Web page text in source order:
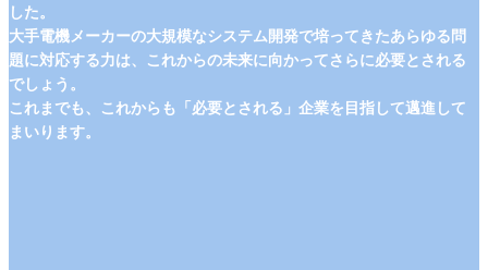
した。
大手電機メーカーの大規模なシステム開発で培ってきたあらゆる問
題に対応する力は、これからの未来に向かってさらに必要とされる
でしょう。
これまでも、これからも「必要とされる」企業を目指して邁進して
まいります。